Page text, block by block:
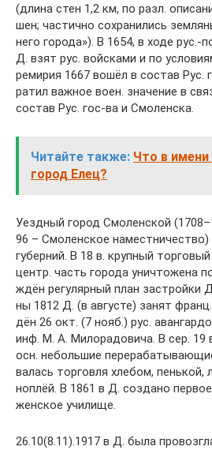
(дли­на стен 1,2 км, по разл.
шен; час­тич­но со­хра­ни­лись
не­го го­ро­да»). В 1654, в хо­де рус.-
Д. взят рус. вой­ска­ми и по
ре­ми­рия 1667 во­шёл в со­став Рус.
ра­тил важ­ное во­ен. зна­че­ние в
со­став Рус. гос-ва и Смо­лен­ска.
Читайте также: Что в
город Елец?
Уезд­ный го­род Смо­лен­ской
96 – Смо­лен­ское
гу­бер­ний. В 18 в. круп­ный
центр. часть го­ро­да унич­то­же­на
ждён ре­гу­ляр­ный план за­строй­ки
ны 1812 Д. (в ав­гу­сте) за­нят
дён 26 окт. (7 но­яб.) рус.
инф. М. А. Ми­ло­ра­до­ви­ча. В сер. 19
осн. не­боль­шие
ва­лась тор­гов­ля хле­бом,
но­п­лёй. В 1861 в Д. соз­да­но
жен­ское учи­ли­ще.
26.10(8.11).1917 в Д. бы­ла